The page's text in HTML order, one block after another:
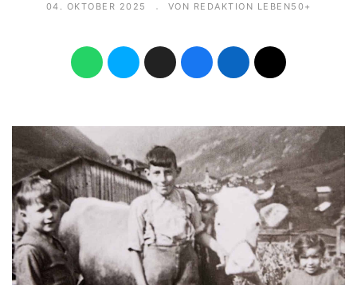
04. OKTOBER 2025 VON REDAKTION LEBEN50+